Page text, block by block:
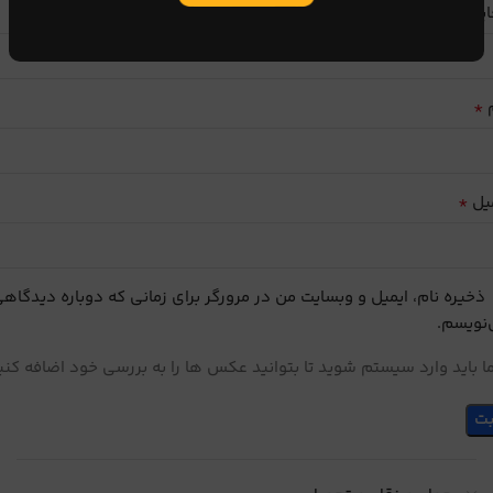
*
*
ذخیره نام، ایمیل و وبسایت من در مرورگر برای زمانی که دوباره
باید وارد سیستم شوید تا بتوانید عکس ها را به بررسی خود اضافه